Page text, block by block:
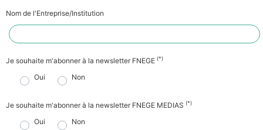
Nom de l'Entreprise/Institution
Je souhaite m'abonner à la newsletter FNEGE (*)
Oui Non
Je souhaite m'abonner à la newsletter FNEGE MEDIAS (*)
Oui Non